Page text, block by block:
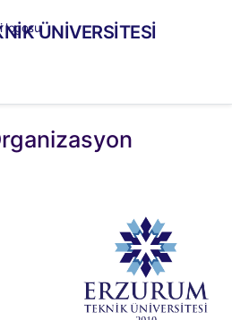
ÜNİVERSİTESİ